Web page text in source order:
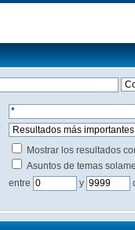
Mostrar los resultados
Asuntos de temas
entre y